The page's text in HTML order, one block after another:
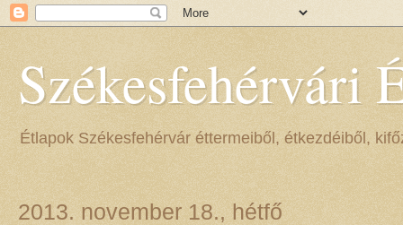
Székesfehérvári
Étlapok Székesfehérvár éttermeiből, étkezdéiből,
2013. november 18., hétfő